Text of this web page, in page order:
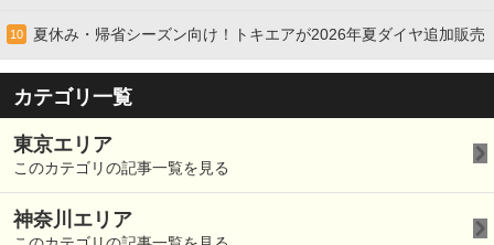
10 夏休み・帰省シーズン向け！トキエアが2026年夏ダイヤ追加販売
カテゴリ一覧
東京エリア
このカテゴリの記事一覧を見る
神奈川エリア